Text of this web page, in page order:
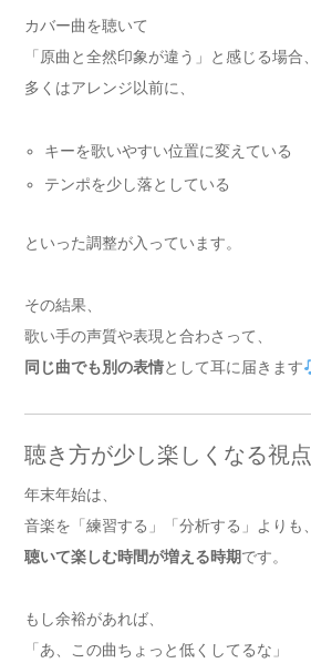
カバー曲を聴いて
「原曲と全然印象が違う」と感じる場合、
多くはアレンジ以前に、
キーを歌いやすい位置に変えている
テンポを少し落としている
といった調整が入っています。
その結果、
歌い手の声質や表現と合わさって、
同じ曲でも別の表情として耳に届きます
聴き方が少し楽しくなる視点
年末年始は、
音楽を「練習する」「分析する」よりも、
聴いて楽しむ時間が増える時期です。
もし余裕があれば、
「あ、この曲ちょっと低くしてるな」